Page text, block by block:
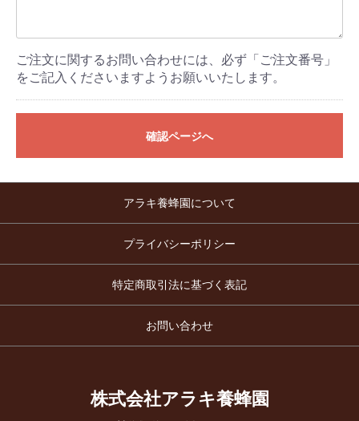
ご注文に関するお問い合わせには、必ず「ご注文番号」
をご記入くださいますようお願いいたします。
確認ページへ
アラキ養蜂園について
プライバシーポリシー
特定商取引法に基づく表記
お問い合わせ
株式会社アラキ養蜂園